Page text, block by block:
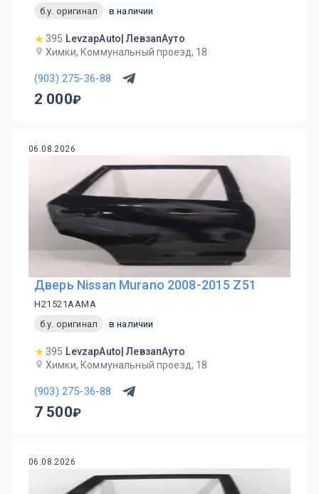
б.у. оригинал
в наличии
395 LevzapAuto| ЛевзапАуто
Химки, Коммунальный проезд, 18
(903) 275-36-88
2 000
06.08.2026
Дверь Nissan Murano 2008-2015 Z51
H21521AAMA
б.у. оригинал
в наличии
395 LevzapAuto| ЛевзапАуто
Химки, Коммунальный проезд, 18
(903) 275-36-88
7 500
06.08.2026